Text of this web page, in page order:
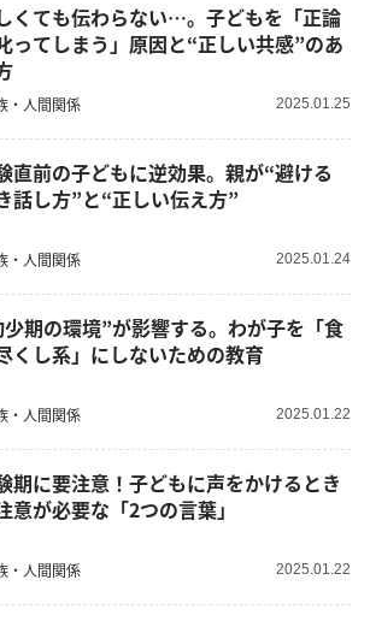
くても伝わらない…。子どもを「正論
ってしまう」原因と“正しい共感”のあ
・人間関係 2025.01.25
直前の子どもに逆効果。親が“避ける
話し方”と“正しい伝え方”
・人間関係 2025.01.24
少期の環境”が影響する。わが子を「食
くし系」にしないための教育
・人間関係 2025.01.22
期に要注意！子どもに声をかけるとき
意が必要な「2つの言葉」
・人間関係 2025.01.22